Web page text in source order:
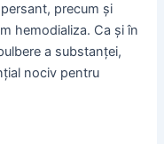
precum și
hemodializa. Ca și în
a substanței,
nociv pentru